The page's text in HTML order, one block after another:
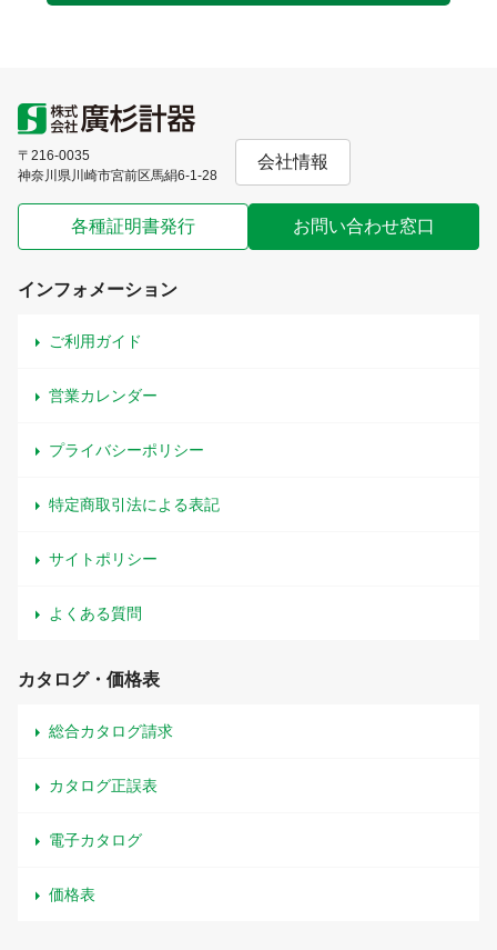
〒216-0035
神奈川県川崎市宮前区馬絹6-1-28
会社情報
各種証明書発行 お問い合わせ窓口
インフォメーション
ご利用ガイド
営業カレンダー
プライバシーポリシー
特定商取引法による表記
サイトポリシー
よくある質問
カタログ・価格表
総合カタログ請求
カタログ正誤表
電子カタログ
価格表